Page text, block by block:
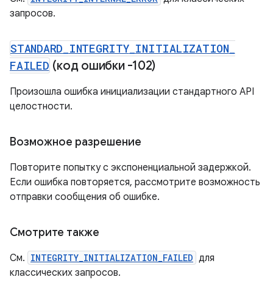
запросов.
STANDARD INTEGRITY_ INITIALIZATION
FAILED (код ошибки -102)
Произошла ошибка инициализации стандартного API
целостности.
Возможное разрешение
Повторите попытку с экспоненциальной задержкой.
Если ошибка повторяется, рассмотрите возможность
отправки сообщения об ошибке.
Смотрите также
См. INTEGRITY_INITIALIZATION_FAILED для
классических запросов.